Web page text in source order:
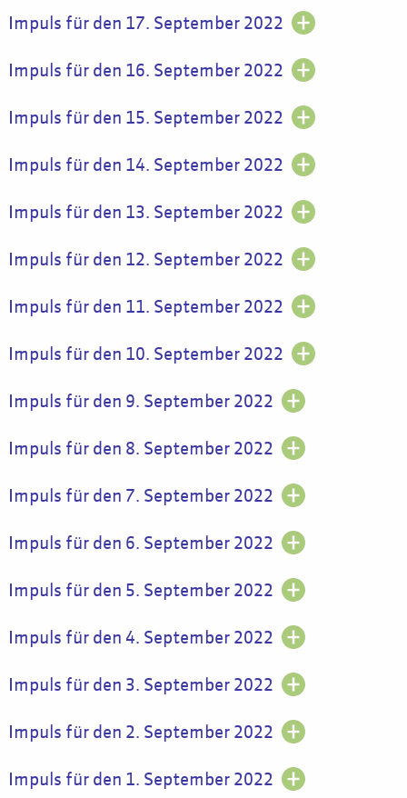
Impuls für den 17. September 2022
Impuls für den 16. September 2022
Impuls für den 15. September 2022
Impuls für den 14. September 2022
Impuls für den 13. September 2022
Impuls für den 12. September 2022
Impuls für den 11. September 2022
Impuls für den 10. September 2022
Impuls für den 9. September 2022
Impuls für den 8. September 2022
Impuls für den 7. September 2022
Impuls für den 6. September 2022
Impuls für den 5. September 2022
Impuls für den 4. September 2022
Impuls für den 3. September 2022
Impuls für den 2. September 2022
Impuls für den 1. September 2022